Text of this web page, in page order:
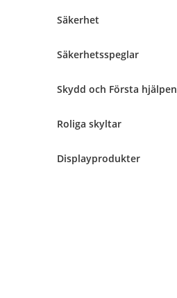
Säkerhet
Säkerhetsspeglar
Skydd och Första hjälpen
Roliga skyltar
Displayprodukter